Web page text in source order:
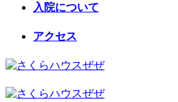
入院について
アクセス